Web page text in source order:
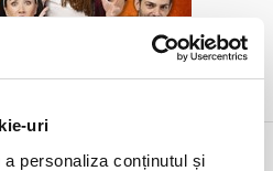
uri
personaliza conținutul și
Craiova